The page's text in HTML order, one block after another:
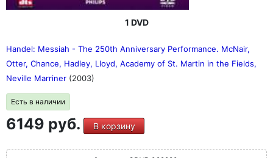
1 DVD
Handel: Messiah - The 250th Anniversary Performance. McNair,
Otter, Chance, Hadley, Lloyd, Academy of St. Martin in the Fields,
Neville Marriner (2003)
Есть в наличии
6149 руб. В корзину